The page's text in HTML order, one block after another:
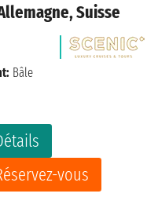
Suisse
vous
Bâle